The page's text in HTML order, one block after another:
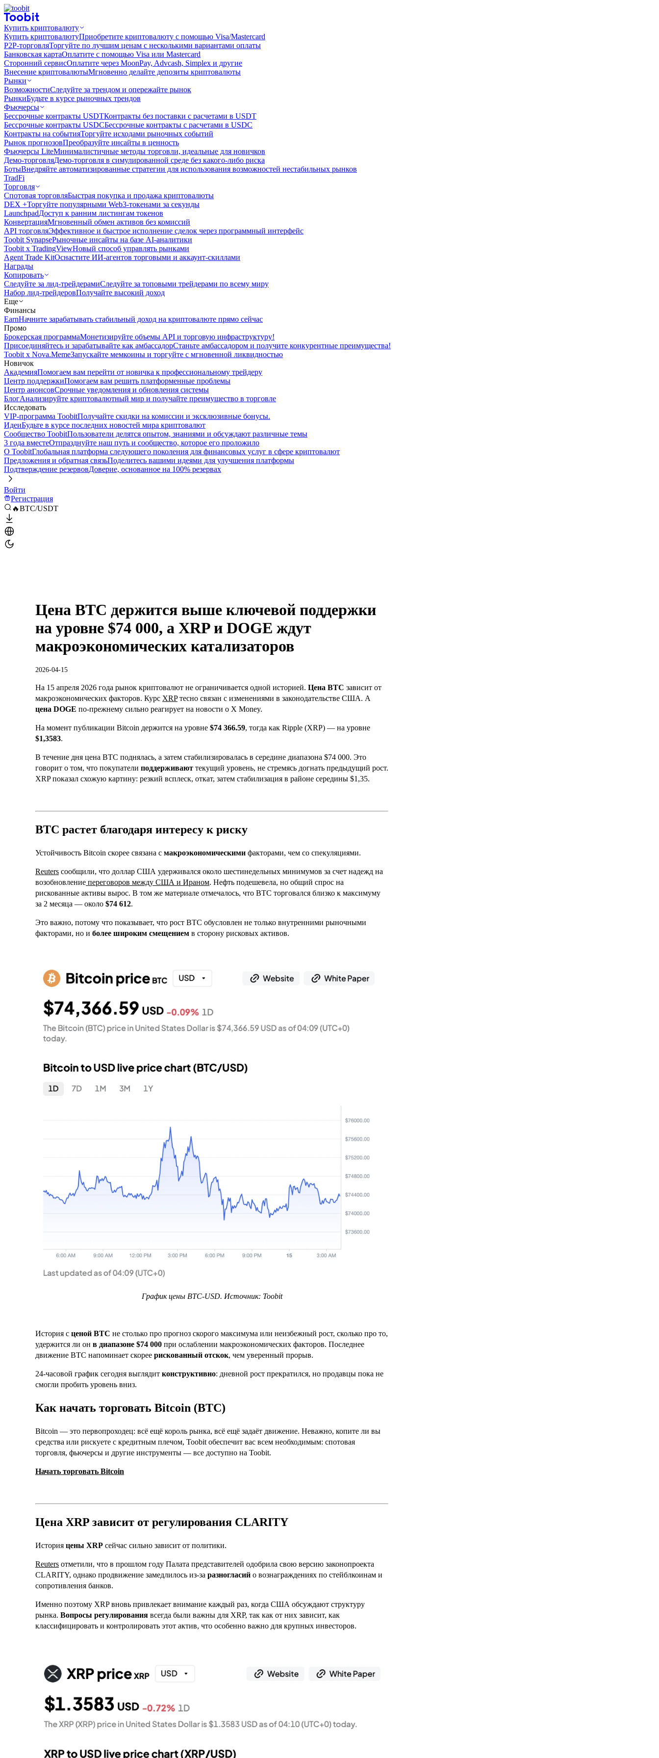
Купить криптовалюту
Купить криптовалютуПриобретите криптовалюту с помощью Visa/Mastercard
P2P-торговляТоргуйте по лучшим ценам с несколькими вариантами оплаты
Банковская картаОплатите с помощью Visa или Mastercard
Сторонний сервисОплатите через MoonPay, Advcash, Simplex и другие
Внесение криптовалютыМгновенно делайте депозиты криптовалюты
Рынки
ВозможностиСледуйте за трендом и опережайте рынок
РынкиБудьте в курсе рыночных трендов
Фьючерсы
Бессрочные контракты USDTКонтракты без поставки с расчетами в USDT
Бессрочные контракты USDCБессрочные контракты с расчетами в USDC
Контракты на событияТоргуйте исходами рыночных событий
Рынок прогнозовПреобразуйте инсайты в ценность
Фьючерсы LiteМинималистичные методы торговли, идеальные для новичков
Демо-торговляДемо-торговля в симулированной среде без какого-либо риска
БотыВнедряйте автоматизированные стратегии для использования возможностей нестабильных рынков
TradFi
Торговля
Спотовая торговляБыстрая покупка и продажа криптовалюты
DEX +Торгуйте популярными Web3-токенами за секунды
LaunchpadДоступ к ранним листингам токенов
КонвертацияМгновенный обмен активов без комиссий
API торговляЭффективное и быстрое исполнение сделок через программный интерфейс
Toobit SynapseРыночные инсайты на базе AI-аналитики
Toobit x TradingViewНовый способ управлять рынками
Agent Trade KitОснастите ИИ-агентов торговыми и аккаунт-скиллами
Награды
Копировать
Следуйте за лид-трейдерамиСледуйте за топовыми трейдерами по всему миру
Набор лид-трейдеровПолучайте высокий доход
Еще
Финансы
EarnНачните зарабатывать стабильный доход на криптовалюте прямо сейчас
Промо
Брокерская программаМонетизируйте объемы API и торговую инфраструктуру!
Присоединяйтесь и зарабатывайте как амбассадорСтаньте амбассадором и получите конкурентные преимущества!
Toobit x Nova.MemeЗапускайте мемкоины и торгуйте с мгновенной ликвидностью
Новичок
АкадемияПомогаем вам перейти от новичка к профессиональному трейдеру
Центр поддержкиПомогаем вам решить платформенные проблемы
Центр анонсовСрочные уведомления и обновления системы
БлогАнализируйте криптовалютный мир и получайте преимущество в торговле
Исследовать
VIP-программа ToobitПолучайте скидки на комиссии и эксклюзивные бонусы.
ИдеиБудьте в курсе последних новостей мира криптовалют
Сообщество ToobitПользователи делятся опытом, знаниями и обсуждают различные темы
3 года вместеОтпразднуйте наш путь и сообщество, которое его проложило
О ToobitГлобальная платформа следующего поколения для финансовых услуг в сфере криптовалют
Предложения и обратная связьПоделитесь вашими идеями для улучшения платформы
Подтверждение резервовДоверие, основанное на 100% резервах
Войти
Регистрация
🔥BTC/USDT
Цена BTC держится выше ключевой поддержки
на уровне $74 000, а XRP и DOGE ждут
макроэкономических катализаторов
2026-04-15
На 15 апреля 2026 года рынок криптовалют не ограничивается одной историей. Цена BTC зависит от
макроэкономических факторов. Курс XRPтесно связан с изменениями в законодательстве США. А
цена DOGE по-прежнему сильно реагирует на новости о X Money.
На момент публикации Bitcoin держится на уровне $74 366.59, тогда как Ripple (XRP) — на уровне
$1,3583.
В течение дня цена BTC поднялась, а затем стабилизировалась в середине диапазона $74 000. Это
говорит о том, что покупатели поддерживают текущий уровень, не стремясь догнать предыдущий рост.
XRP показал схожую картину: резкий всплеск, откат, затем стабилизация в районе середины $1,35.
BTC растет благодаря интересу к риску
Устойчивость Bitcoin скорее связана с макроэкономическими факторами, чем со спекуляциями.
Reuters сообщили, что доллар США удерживался около шестинедельных минимумов за счет надежд на
возобновление переговоров между США и Ираном. Нефть подешевела, но общий спрос на
рискованные активы вырос. В том же материале отмечалось, что BTC торговался близко к максимуму
за 2 месяца — около $74 612.
Это важно, потому что показывает, что рост BTC обусловлен не только внутренними рыночными
факторами, но и более широким смещением в сторону рисковых активов.
График цены BTC-USD. Источник: Toobit
История с ценой BTC не столько про прогноз скорого максимума или неизбежный рост, сколько про то,
удержится ли он в диапазоне $74 000 при ослаблении макроэкономических факторов. Последнее
движение BTC напоминает скорее рискованный отскок, чем уверенный прорыв.
24-часовой график сегодня выглядит конструктивно: дневной рост прекратился, но продавцы пока не
смогли пробить уровень вниз.
Как начать торговать Bitcoin (BTC)
Bitcoin — это первопроходец: всё ещё король рынка, всё ещё задаёт движение. Неважно, копите ли вы
средства или рискуете с кредитным плечом, Toobit обеспечит вас всем необходимым: спотовая
торговля, фьючерсы и другие инструменты — все доступно на Toobit.
Начать торговать Bitcoin
Цена XRP зависит от регулирования CLARITY
История цены XRP сейчас сильно зависит от политики.
Reuters отметили, что в прошлом году Палата представителей одобрила свою версию законопроекта
CLARITY, однако продвижение замедлилось из‑за разногласий о вознаграждениях по стейблкоинам и
сопротивления банков.
Именно поэтому XRP вновь привлекает внимание каждый раз, когда США обсуждают структуру
рынка. Вопросы регулирования всегда были важны для XRP, так как от них зависит, как
классифицировать и контролировать этот актив, что особенно важно для крупных инвесторов.